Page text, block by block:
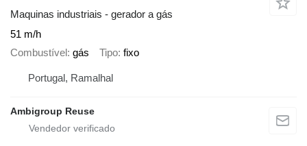
Maquinas industriais - gerador a gás
51 m/h
Combustível gás Tipo fixo
Portugal, Ramalhal
Ambigroup Reuse